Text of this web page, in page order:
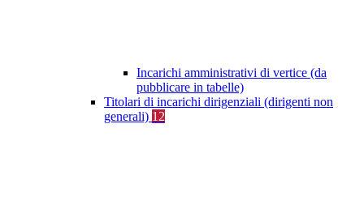
Incarichi amministrativi di vertice (da
pubblicare in tabelle)
Titolari di incarichi dirigenziali (dirigenti non
generali) 12